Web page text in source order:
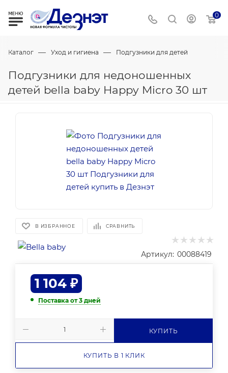
0
Каталог — Уход и гигиена — Подгузники для детей
Подгузники для недоношенных
детей bella baby Happy Micro 30 шт
В ИЗБРАННОЕ СРАВНИТЬ
Артикул: 00088419
1 104 ₽
Поставка от 3 дней
КУПИТЬ
КУПИТЬ В 1 КЛИК